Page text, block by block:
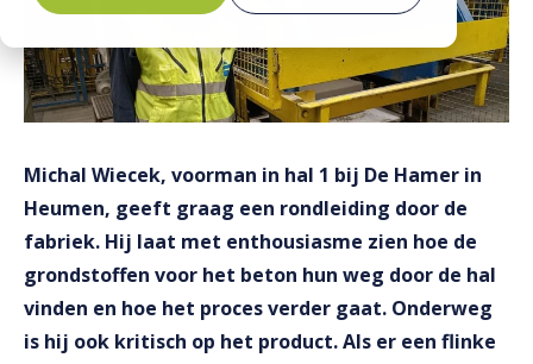
Bestekservice
Downloads
Werken bij
Kernwaarden
Mission statement
Toeslagen
Dieseltoeslag
Michal Wiecek, voorman in hal 1 bij De Hamer in
Heumen, geeft graag een rondleiding door de
fabriek. Hij laat met enthousiasme zien hoe de
grondstoffen voor het beton hun weg door de hal
vinden en hoe het proces verder gaat. Onderweg
is hij ook kritisch op het product. Als er een flinke